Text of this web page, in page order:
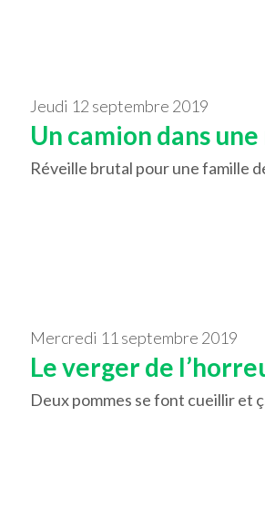
jeudi 12 septembre 2019
Un camion dans une
Réveille brutal pour une famille
mercredi 11 septembre 2019
Le verger de
Deux pommes se font cueillir et